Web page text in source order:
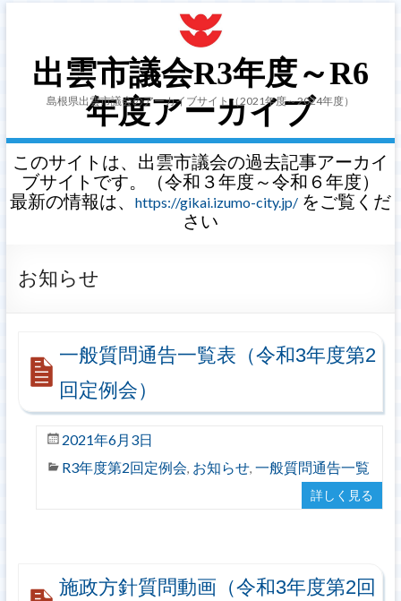
出雲市議会R3年度～R6
年度アーカイブ
島根県出雲市議会のアーカイブサイト（2021年度～2024年度）
このサイトは、出雲市議会の過去記事アーカイ
ブサイトです。（令和３年度～令和６年度）
最新の情報は、
https://gikai.izumo-city.jp/をご覧くだ
さい
お知らせ
一般質問通告一覧表（令和3年度第2
回定例会）
2021年6月3日
R3年度第2回定例会, お知らせ, 一般質問通告一覧
詳しく見る
施政方針質問動画（令和3年度第2回